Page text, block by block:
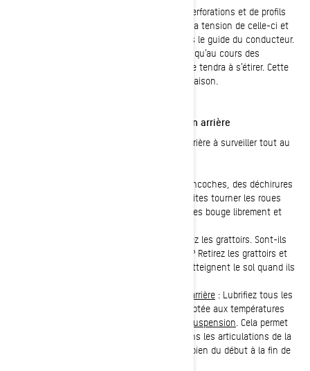
Soyez à l’affût d’accrocs, de déchirures, de perforations et de profils
. Vérifiez aussi la tension de celle-ci et
son alignement. Cette étape est décrite dans le guide du conducteur.
Si votre motoneige est neuve, rappelez-vous qu’au cours des
premières centaines de kilomètres, la chenille tendra à s’étirer. Cette
vérification est donc indispensable, à la mi-saison.
Inspection des éléments de la suspension arrière
Il y a plusieurs éléments de la suspension arrière à surveiller tout au
: Vérifiez s’il y a des encoches, des déchirures
ou des déformations dans le caoutchouc. Faites tourner les roues
manuellement pour vérifier que chacune d’elles bouge librement et
(le cas échéant) : Examinez les grattoirs. Sont-ils
endommagés? Les pointes sont-elles usées? Retirez les grattoirs et
mettez-les en extension pour vérifier qu’ils atteignent le sol quand ils
Lubrification des articulations du châssis arrière : Lubrifiez tous les
raccords de graissage avec de la graisse adaptée aux températures
graisse synthétique pour suspension . Cela permet
d’évacuer l’eau qui pourrait s’être infiltrée dans les articulations de la
suspension et fait en sorte que tout bouge bien du début à la fin de